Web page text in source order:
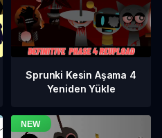
Sprunki Kesin Aşama 4
Yeniden Yükle